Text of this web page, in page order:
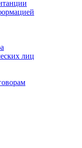
лиц